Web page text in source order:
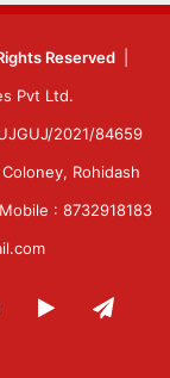
Reserved
Pvt Ltd.
2021/84659
Rohidash
: 8732918183
Google